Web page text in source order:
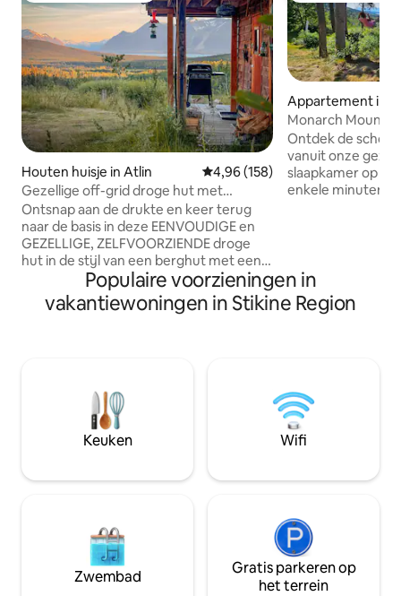
Houten huisje in Atlin Gemiddelde beoordeling van
4,96 (158)
Gezellige off-grid droge hut met
prachtig uitzicht
Ontsnap aan de drukte en keer terug
naar de basis in deze EENVOUDIGE en
GEZELLIGE, ZELFVOORZIENDE droge
hut in de stijl van een berghut met een
prachtig uitzicht. Dit is een rustig
toevluchtsoord in de natuur, verscholen
naast ons zelfvoorzienende huis, met
voor gasten die houden van een
eenvoudig leven en een ervaring zonder
klein en het is niet mogelijk om je
je voor onze steile oprit een 4x4 nodig.
Appartement in
Monarch
Ontdek de
vanuit onze
slaapkamer op
enkele minuten
badkamer, een
Zindelijke
per nacht. We
Vraag naar de
andere
Populaire voorzieningen in
vakantiewoningen in Stikine Region
Keuken Wifi
Zwembad
Gratis parkeren op
het terrein